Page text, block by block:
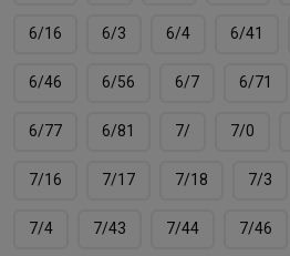
6/16 6/3 6/4 6/41
6/46 6/56 6/7 6/71
6/77 6/81 7/ 7/0
7/16 7/17 7/18 7/3
7/4 7/43 7/44 7/46